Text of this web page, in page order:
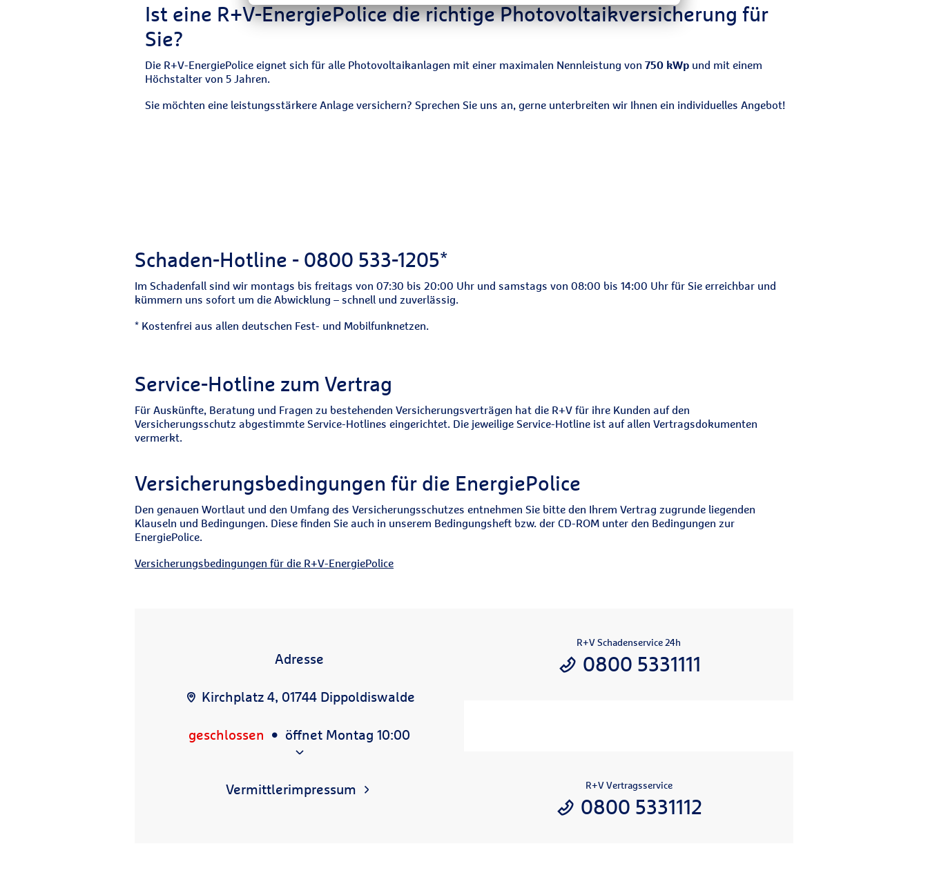
Ist eine R+V-EnergiePolice die richtige Photovoltaikversicherung für
Sie?
Die R+V-EnergiePolice eignet sich für alle Photovoltaikanlagen mit einer maximalen Nennleistung von 750 kWp und mit einem
Höchstalter von 5 Jahren.
Sie möchten eine leistungsstärkere Anlage versichern? Sprechen Sie uns an, gerne unterbreiten wir Ihnen ein individuelles Angebot!
Schaden-Hotline - 0800 533-1205*
Im Schadenfall sind wir montags bis freitags von 07:30 bis 20:00 Uhr und samstags von 08:00 bis 14:00 Uhr für Sie erreichbar und
kümmern uns sofort um die Abwicklung – schnell und zuverlässig.
* Kostenfrei aus allen deutschen Fest- und Mobilfunknetzen.
Service-Hotline zum Vertrag
Für Auskünfte, Beratung und Fragen zu bestehenden Versicherungsverträgen hat die R+V für ihre Kunden auf den
Versicherungsschutz abgestimmte Service-Hotlines eingerichtet. Die jeweilige Service-Hotline ist auf allen Vertragsdokumenten
vermerkt.
Versicherungsbedingungen für die EnergiePolice
Den genauen Wortlaut und den Umfang des Versicherungsschutzes entnehmen Sie bitte den Ihrem Vertrag zugrunde liegenden
Klauseln und Bedingungen. Diese finden Sie auch in unserem Bedingungsheft bzw. der CD-ROM unter den Bedingungen zur
EnergiePolice.
Versicherungsbedingungen für die R+V-EnergiePolice
Adresse
Kirchplatz 4, 01744 Dippoldiswalde
geschlossen öffnet Montag 10:00
Vermittlerimpressum
R+V Schadenservice 24h
0800 5331111
R+V Vertragsservice
0800 5331112